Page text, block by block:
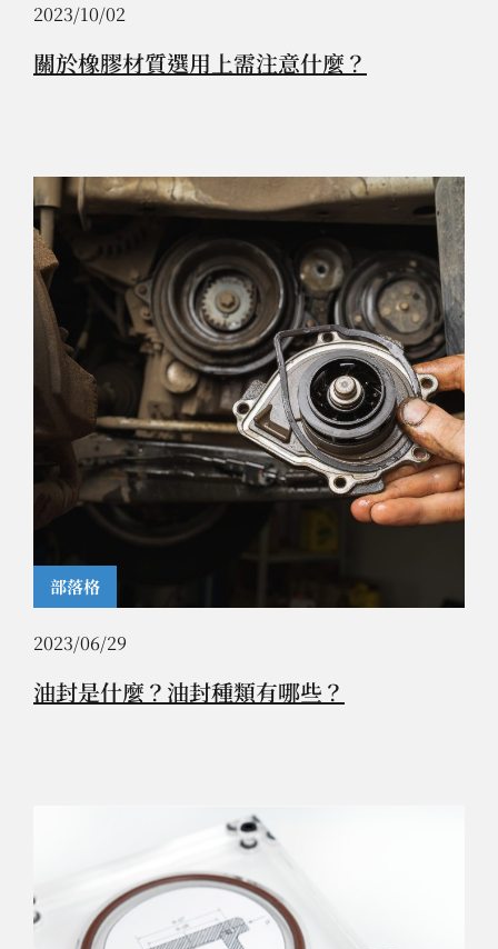
2023/10/02
關於橡膠材質選用上需注意什麼？
部落格
2023/06/29
油封是什麼？油封種類有哪些？